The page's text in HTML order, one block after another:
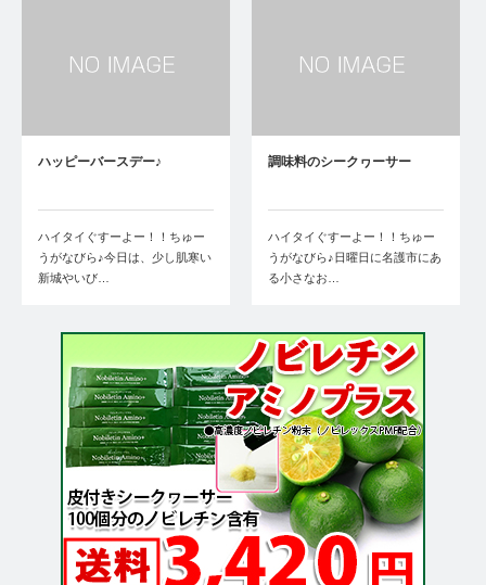
ハッピーバースデー♪
ハイタイぐすーよー！！ちゅー
うがなびら♪今日は、少し肌寒い
新城やいび…
調味料のシークヮーサー
ハイタイぐすーよー！！ちゅー
うがなびら♪日曜日に名護市にあ
る小さなお…